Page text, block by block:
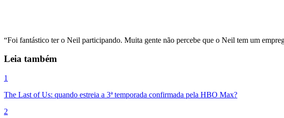
“Foi fantástico ter o Neil participando. Muita gente não percebe que o Neil tem um
Leia também
1
The Last of Us: quando estreia a 3ª temporada confirmada pela HBO Max?
2